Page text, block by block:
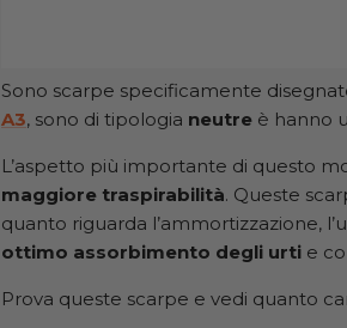
Sono scarpe specificamente
A3, sono di tipologia neutre è hanno
L’aspetto più importante di questo
maggiore traspirabilità. Queste
quanto riguarda l’ammortizzazione,
ottimo assorbimento degli urti e
Prova queste scarpe e vedi quanto